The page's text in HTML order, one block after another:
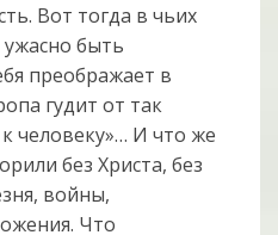
Вот тогда в чьих
ужасно быть
преображает в
гудит от так
человеку»… И что же
без Христа, без
войны,
Что